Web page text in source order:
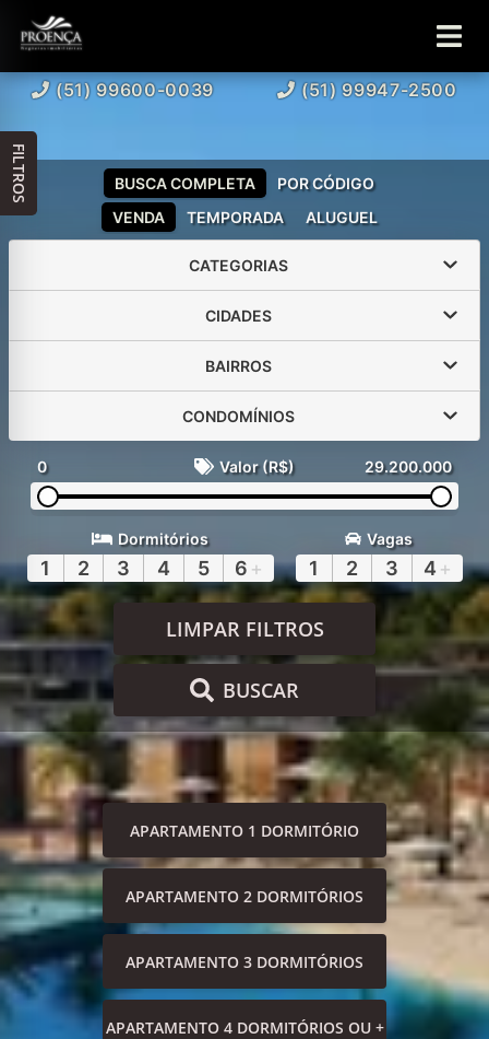
(51) 99600-0039 (51) 99947-2500
VENDA TEMPORADA ALUGUEL
BUSCA COMPLETA POR CÓDIGO
CATEGORIAS
CIDADES
BAIRROS
CONDOMÍNIOS
0 Valor (R$) 29.200.000
Dormitórios
1 2 3 4 5 6 +
Vagas
1 2 3 4 +
LIMPAR FILTROS
BUSCAR
APARTAMENTO 1 DORMITÓRIO
APARTAMENTO 2 DORMITÓRIOS
APARTAMENTO 3 DORMITÓRIOS
APARTAMENTO 4 DORMITÓRIOS OU +
FILTROS